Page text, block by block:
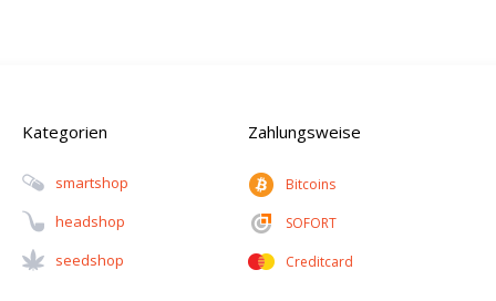
Kategorien
Smartshop
Headshop
Seedshop
Zahlungsweise
Bitcoins
SOFORT
Creditcard